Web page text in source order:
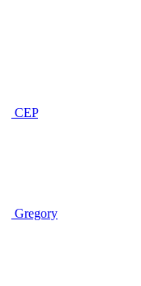
CEP
Gregory